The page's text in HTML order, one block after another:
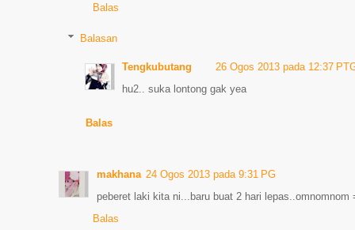
Balas
Balasan
Tengkubutang
26 Ogos 2013 pada 12:37
hu2.. suka lontong gak yea
Balas
makhana 24 Ogos 2013 pada 9:31 PG
peberet laki kita ni...baru buat 2 hari lepas..omnomnom
Balas